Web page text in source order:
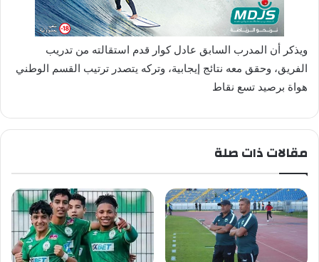
ويذكر أن المدرب السابق عادل كوار قدم استقالته من تدريب
الفريق، وحقق معه نتائج إيجابية، وتركه يتصدر ترتيب القسم الوطني
هواة برصيد تسع نقاط
مقالات ذات صلة